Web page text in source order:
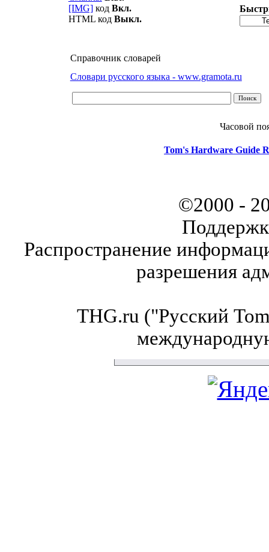
[IMG]код Вкл.
HTML код Выкл.
Справочник словарей
Словари русского языка - www.gramota.ru
Часовой
Tom's Hardware Guide
©2000 -
Распространение
разрешения
THG.ru ("Русский